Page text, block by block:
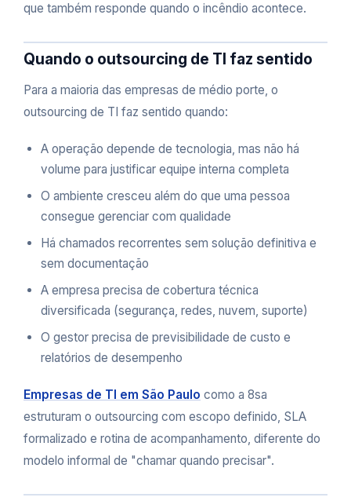
que também responde quando o incêndio acontece.
Quando o outsourcing de TI faz sentido
Para a maioria das empresas de médio porte, o
outsourcing de TI faz sentido quando:
A operação depende de tecnologia, mas não há
volume para justificar equipe interna completa
O ambiente cresceu além do que uma pessoa
consegue gerenciar com qualidade
Há chamados recorrentes sem solução definitiva e
sem documentação
A empresa precisa de cobertura técnica
diversificada (segurança, redes, nuvem, suporte)
O gestor precisa de previsibilidade de custo e
relatórios de desempenho
Empresas de TI em São Paulo como a 8sa
estruturam o outsourcing com escopo definido, SLA
formalizado e rotina de acompanhamento, diferente do
modelo informal de "chamar quando precisar".